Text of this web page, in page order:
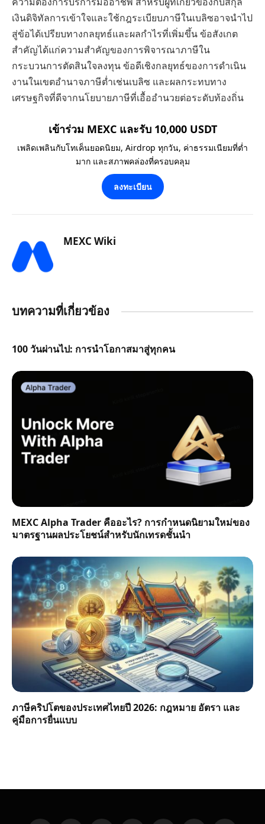
เงินดิจิทัลการเข้าใจและใช้กฎระเบียบภาษีในเบลิซอาจนำไป
สู่ข้อได้เปรียบทางกลยุทธ์และผลกำไรที่เพิ่มขึ้น ข้อสังเกต
สำคัญได้แก่ความสำคัญของการพิจารณาภาษีใน
กระบวนการตัดสินใจลงทุน ข้อดีเชิงกลยุทธ์ของการดำเนิน
งานในเขตอำนาจภาษีต่ำเช่นเบลิซ และผลกระทบทาง
เศรษฐกิจที่ดีจากนโยบายภาษีที่เอื้ออำนวยต่อระดับท้องถิ่น
เข้าร่วม MEXC และรับ 10,000 USDT
เพลิดเพลินกับโทเค็นยอดนิยม, Airdrop ทุกวัน, ค่าธรรมเนียมที่ต่ำ
มาก และสภาพคล่องที่ครอบคลุม
ลงทะเบียน
MEXC Wiki
บทความที่เกี่ยวข้อง
100 วันผ่านไป: การนำโอกาสมาสู่ทุกคน
MEXC Alpha Trader คืออะไร? การกำหนดนิยามใหม่ของ
มาตรฐานผลประโยชน์สำหรับนักเทรดชั้นนำ
ภาษีคริปโตของประเทศไทยปี 2026: กฎหมาย อัตรา และ
คู่มือการยื่นแบบ